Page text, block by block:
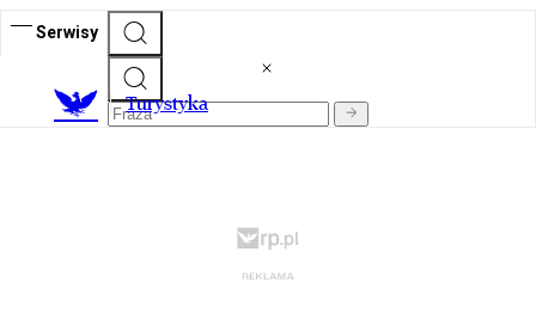
Serwisy
Turystyka